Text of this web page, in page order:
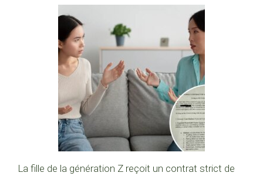
La fille de la génération Z reçoit un contrat strict de